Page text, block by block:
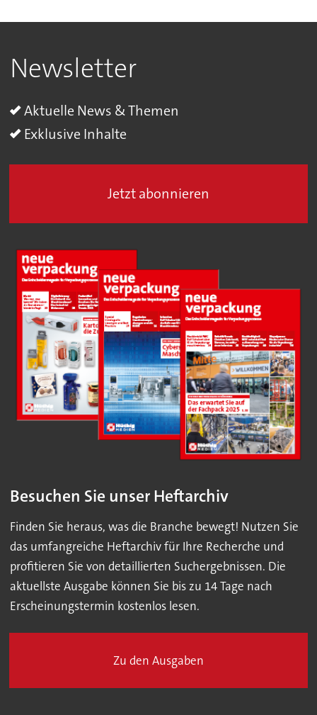
Newsletter
Aktuelle News & Themen
Exklusive Inhalte
Jetzt abonnieren
Besuchen Sie unser Heftarchiv
Finden Sie heraus, was die Branche bewegt! Nutzen Sie
das umfangreiche Heftarchiv für Ihre Recherche und
profitieren Sie von detaillierten Suchergebnissen. Die
aktuellste Ausgabe können Sie bis zu 14 Tage nach
Erscheinungstermin kostenlos lesen.
Zu den Ausgaben